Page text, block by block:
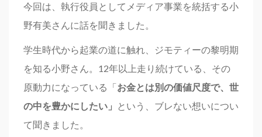
今回は、執行役員としてメディア事業を統括する小
野有美さんに話を聞きました。
学生時代から起業の道に触れ、ジモティーの黎明期
を知る小野さん。12年以上走り続けている、その
原動力になっている「お金とは別の価値尺度で、世
の中を豊かにしたい」
という、ブレない想いについ
て聞きました。